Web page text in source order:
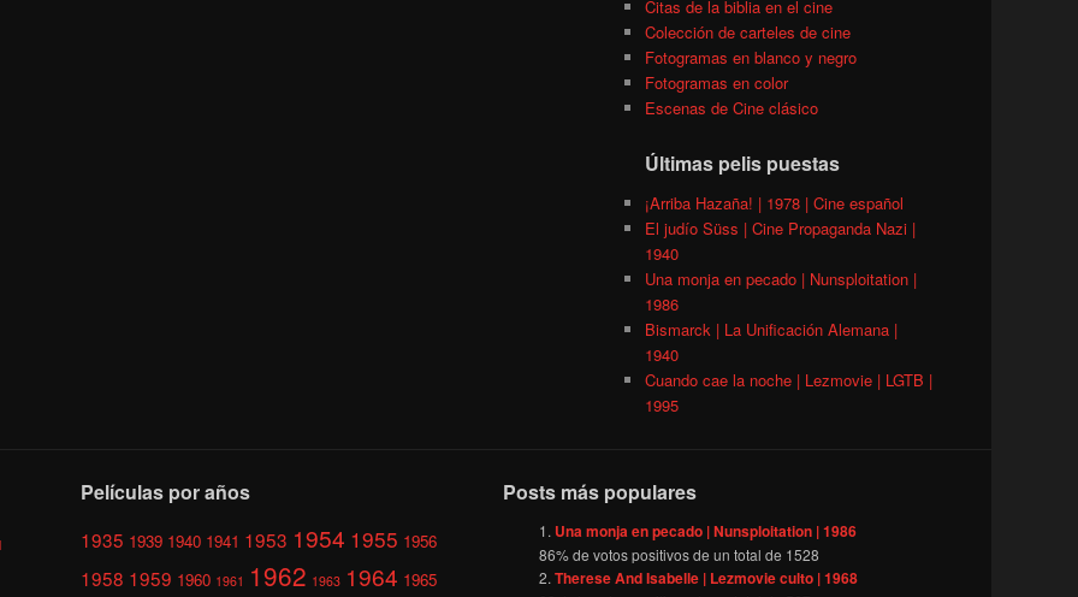
Citas de la biblia en el cine
Colección de carteles de cine
Fotogramas en blanco y negro
Fotogramas en color
Escenas de Cine clásico
Últimas pelis puestas
¡Arriba Hazaña! | 1978 | Cine español
El judío Süss | Cine Propaganda Nazi |
1940
Una monja en pecado | Nunsploitation |
1986
Bismarck | La Unificación Alemana |
1940
Cuando cae la noche | Lezmovie | LGTB |
1995
Películas por años
1935 1939 1940 1941 1953 1954 1955 1956
1958 1959 1960 1961 1962 1963 1964 1965
Posts más populares
Una monja en pecado | Nunsploitation | 1986
86% de votos positivos de un total de 1528
Therese And Isabelle | Lezmovie culto | 1968